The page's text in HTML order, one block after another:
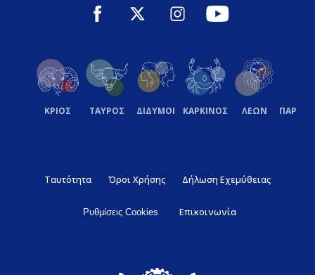
ΚΡΙΟΣ ΤΑΥΡΟΣ ΔΙΔΥΜΟΙ ΚΑΡΚΙΝΟΣ ΛΕΩΝ
Ταυτότητα Όροι Χρήσης Δήλωση Εχεμύθειας
Ρυθμίσεις Cookies Επικοινωνία